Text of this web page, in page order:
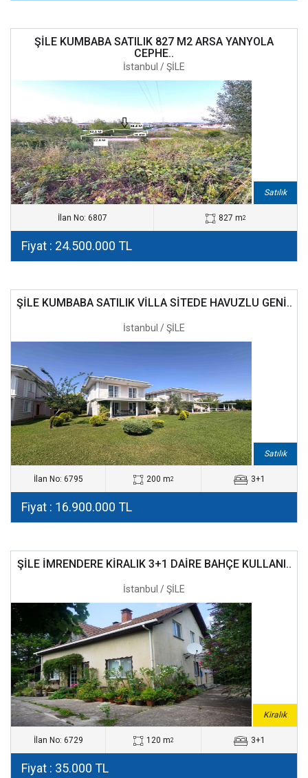
ŞİLE KUMBABA SATILIK 827 M2 ARSA YANYOLA
CEPHE..
İstanbul / ŞİLE
Satılık
İlan No: 6807 827 m2
Fiyat : 24.500.000 TL
ŞİLE KUMBABA SATILIK VİLLA SİTEDE HAVUZLU GENİ..
İstanbul / ŞİLE
Satılık
İlan No: 6795 200 m2 3+1
Fiyat : 16.900.000 TL
ŞİLE İMRENDERE KİRALIK 3+1 DAİRE BAHÇE KULLANI..
İstanbul / ŞİLE
Kiralık
İlan No: 6729 120 m2 3+1
Fiyat : 35.000 TL